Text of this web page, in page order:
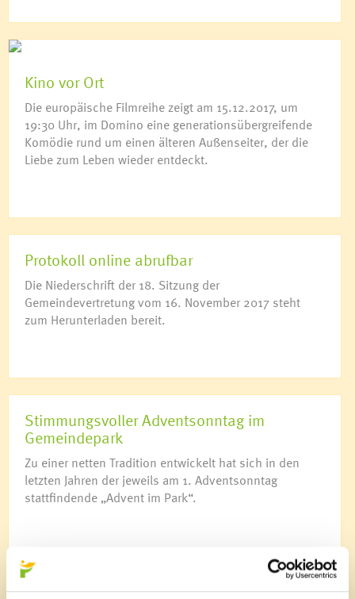
Kino vor Ort
Die europäische Filmreihe zeigt am 15.12.2017, um
19:30 Uhr, im Domino eine generationsübergreifende
Komödie rund um einen älteren Außenseiter, der die
Liebe zum Leben wieder entdeckt.
Protokoll online abrufbar
Die Niederschrift der 18. Sitzung der
Gemeindevertretung vom 16. November 2017 steht
zum Herunterladen bereit.
Stimmungsvoller Adventsonntag im
Gemeindepark
Zu einer netten Tradition entwickelt hat sich in den
letzten Jahren der jeweils am 1. Adventsonntag
stattfindende „Advent im Park“.